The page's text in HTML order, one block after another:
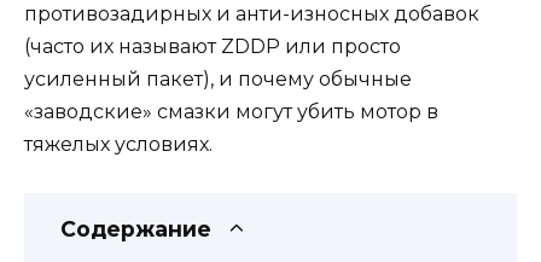
противозадирных и анти-износных добавок
(часто их называют ZDDP или просто
усиленный пакет), и почему обычные
«заводские» смазки могут убить мотор в
тяжелых условиях.
Содержание